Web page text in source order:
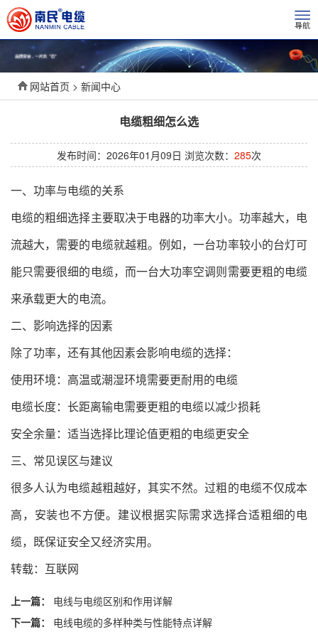
网站首页 > 新闻中心
电缆粗细怎么选
发布时间：2026年01月09日 浏览次数： 285次
一、功率与电缆的关系
电缆的粗细选择主要取决于电器的功率大小。功率越大，电
流越大，需要的电缆就越粗。例如，一台功率较小的台灯可
能只需要很细的电缆，而一台大功率空调则需要更粗的电缆
来承载更大的电流。
二、影响选择的因素
除了功率，还有其他因素会影响电缆的选择：
使用环境：高温或潮湿环境需要更耐用的电缆
电缆长度：长距离输电需要更粗的电缆以减少损耗
安全余量：适当选择比理论值更粗的电缆更安全
三、常见误区与建议
很多人认为电缆越粗越好，其实不然。过粗的电缆不仅成本
高，安装也不方便。建议根据实际需求选择合适粗细的电
缆，既保证安全又经济实用。
转载：互联网
上一篇：
电线与电缆区别和作用详解
下一篇：
电线电缆的多样种类与性能特点详解